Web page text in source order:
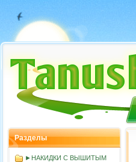
Разделы
►НАКИДКИ С ВЫШИТЫМ